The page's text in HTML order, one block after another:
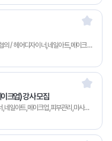
연봉 2,800만원~3,000만원 / 세 이하 / 무관 / 무관 / 협의 / 헤어디자이너,네일아트,메이크업,왁싱,피부관리,마사지,기타
크업) 강사 모집
급여협의 / 세 이하 / 1년 이상 / 무관 / 협의 / 헤어디자이너,네일아트,메이크업,피부관리,마사지,기타